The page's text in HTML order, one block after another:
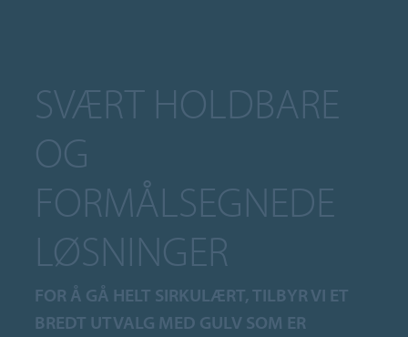
SVÆRT HOLDBARE
OG
FORMÅLSEGNEDE
LØSNINGER
FOR Å GÅ HELT SIRKULÆRT, TILBYR VI ET
BREDT UTVALG MED GULV SOM ER